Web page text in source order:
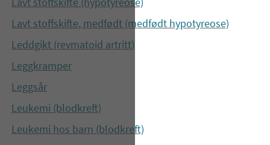
Lavt stoffskifte (hypotyreose)
Lavt stoffskifte, medfødt (medfødt hypotyreose)
Leddgikt (revmatoid artritt)
Leggkramper
Leggsår
Leukemi (blodkreft)
Leukemi hos barn (blodkreft)